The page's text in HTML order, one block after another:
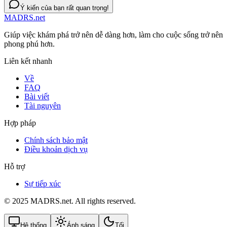
Ý kiến của bạn rất quan trọng!
MADRS.net
Giúp việc khám phá trở nên dễ dàng hơn, làm cho cuộc sống trở nên
phong phú hơn.
Liên kết nhanh
Về
FAQ
Bài viết
Tài nguyên
Hợp pháp
Chính sách bảo mật
Điều khoản dịch vụ
Hỗ trợ
Sự tiếp xúc
© 2025 MADRS.net. All rights reserved.
Hệ thống Ánh sáng Tối